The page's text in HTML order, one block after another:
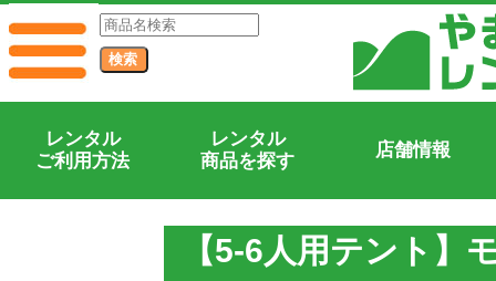
レンタル
ご利用方法
レンタル
商品を探す
店舗情報
【5-6人用テント】